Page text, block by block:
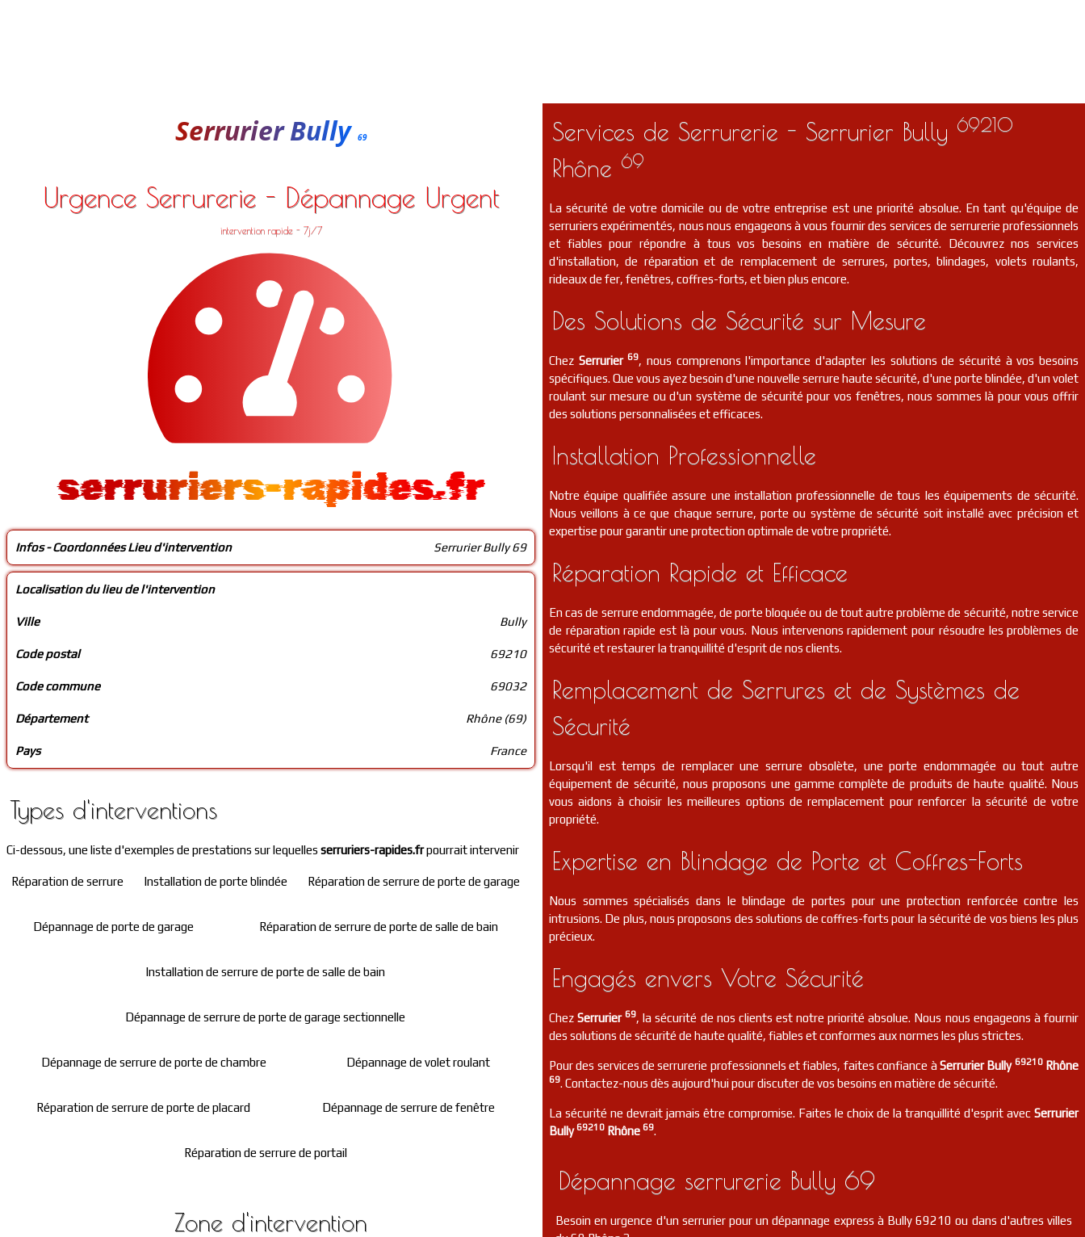
Serrurier Bully 69
Urgence Serrurerie - Dépannage Urgent
intervention rapide - 7j/7
serruriers-rapides.fr
Infos - Coordonnées Lieu d'intervention Serrurier Bully 69
Localisation du lieu de l'intervention
Ville Bully
Code postal 69210
Code commune 69032
Département Rhône (69)
Pays France
Types d'interventions
Ci-dessous, une liste d'exemples de prestations sur lequelles serruriers-rapides.frpourrait intervenir
Réparation de serrure Installation de porte blindée Réparation de serrure de porte de garage
Dépannage de porte de garage Réparation de serrure de porte de salle de bain
Installation de serrure de porte de salle de bain
Dépannage de serrure de porte de garage sectionnelle
Dépannage de serrure de porte de chambre Dépannage de volet roulant
Réparation de serrure de porte de placard Dépannage de serrure de fenêtre
Réparation de serrure de portail
Zone d'intervention
Services de Serrurerie - Serrurier Bully 69210
Rhône 69
La sécurité de votre domicile ou de votre entreprise est une priorité absolue. En tant qu'équipe de
serruriers expérimentés, nous nous engageons à vous fournir des services de serrurerie professionnels
et fiables pour répondre à tous vos besoins en matière de sécurité. Découvrez nos services
d'installation, de réparation et de remplacement de serrures, portes, blindages, volets roulants,
rideaux de fer, fenêtres, coffres-forts, et bien plus encore.
Des Solutions de Sécurité sur Mesure
Chez Serrurier69, nous comprenons l'importance d'adapter les solutions de sécurité à vos besoins
spécifiques. Que vous ayez besoin d'une nouvelle serrure haute sécurité, d'une porte blindée, d'un volet
roulant sur mesure ou d'un système de sécurité pour vos fenêtres, nous sommes là pour vous offrir
des solutions personnalisées et efficaces.
Installation Professionnelle
Notre équipe qualifiée assure une installation professionnelle de tous les équipements de sécurité.
Nous veillons à ce que chaque serrure, porte ou système de sécurité soit installé avec précision et
expertise pour garantir une protection optimale de votre propriété.
Réparation Rapide et Efficace
En cas de serrure endommagée, de porte bloquée ou de tout autre problème de sécurité, notre service
de réparation rapide est là pour vous. Nous intervenons rapidement pour résoudre les problèmes de
sécurité et restaurer la tranquillité d'esprit de nos clients.
Remplacement de Serrures et de Systèmes de
Sécurité
Lorsqu'il est temps de remplacer une serrure obsolète, une porte endommagée ou tout autre
équipement de sécurité, nous proposons une gamme complète de produits de haute qualité. Nous
vous aidons à choisir les meilleures options de remplacement pour renforcer la sécurité de votre
propriété.
Expertise en Blindage de Porte et Coffres-Forts
Nous sommes spécialisés dans le blindage de portes pour une protection renforcée contre les
intrusions. De plus, nous proposons des solutions de coffres-forts pour la sécurité de vos biens les plus
précieux.
Engagés envers Votre Sécurité
ChezSerrurier69, la sécurité de nos clients est notre priorité absolue. Nous nous engageons à fournir
des solutions de sécurité de haute qualité, fiables et conformes aux normes les plus strictes.
Pour des services de serrurerie professionnels et fiables, faites confiance à Serrurier Bully 69210Rhône
69. Contactez-nous dès aujourd'hui pour discuter de vos besoins en matière de sécurité.
La sécurité ne devrait jamais être compromise. Faites le choix de la tranquillité d'esprit avec Serrurier
Bully69210Rhône 69.
Dépannage serrurerie Bully 69
Besoin en urgence d'un serrurier pour un dépannage express à Bully 69210 ou dans d'autres villes